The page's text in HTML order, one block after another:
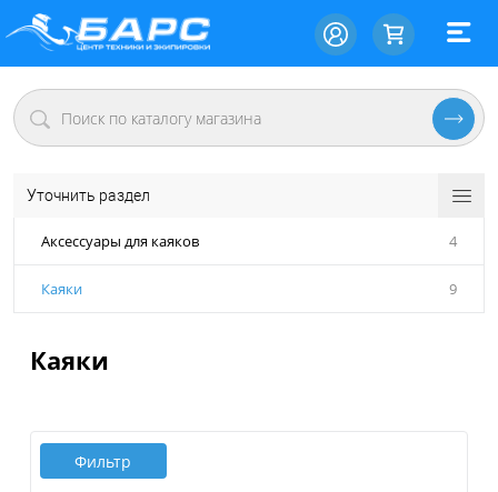
Уточнить раздел
Аксессуары для каяков 4
Каяки 9
Каяки
Фильтр